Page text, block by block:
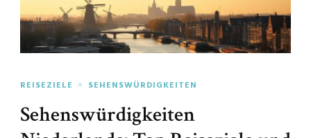
REISEZIELE SEHENSWÜRDIGKEITEN
Sehenswürdigkeiten